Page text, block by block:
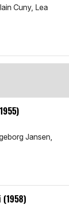
Cuny, Lea
Jansen,